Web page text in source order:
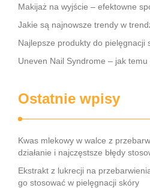
Makijaż na wyjście – efektowne
Jakie są najnowsze trendy w
Najlepsze produkty do pielęgnacji
Uneven Nail Syndrome – jak
Ostatnie wpisy
Kwas mlekowy w walce z
działanie i najczęstsze błędy
Ekstrakt z lukrecji na
go stosować w pielęgnacji skóry